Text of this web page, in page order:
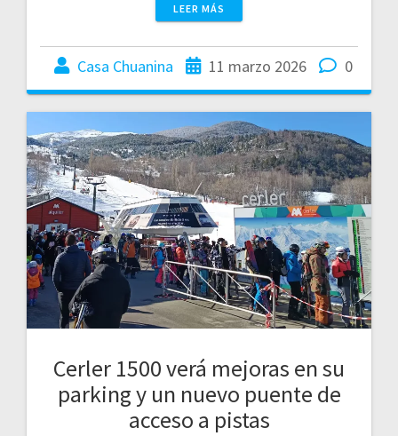
LEER MÁS
Casa Chuanina 11 marzo 2026 0
Cerler 1500 verá mejoras en su
parking y un nuevo puente de
acceso a pistas